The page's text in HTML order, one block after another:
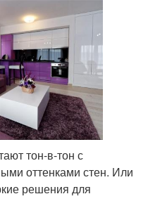
тон-в-тон с
оттенками стен. Или
решения для